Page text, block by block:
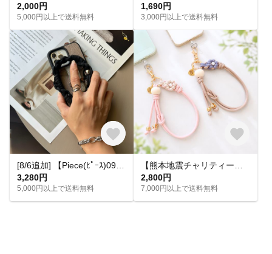
2,000円
5,000円以上で送料無料
1,690円
3,000円以上で送料無料
3,280円
5,000円以上で送料無料
2,800円
7,000円以上で送料無料